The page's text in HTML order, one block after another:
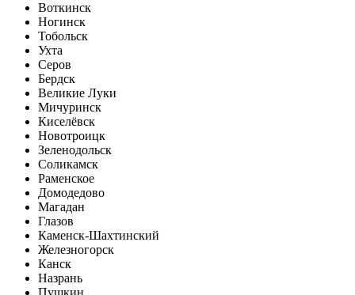
Воткинск
Ногинск
Тобольск
Ухта
Серов
Бердск
Великие Луки
Мичуринск
Киселёвск
Новотроицк
Зеленодольск
Соликамск
Раменское
Домодедово
Магадан
Глазов
Каменск-Шахтинский
Железногорск
Канск
Назрань